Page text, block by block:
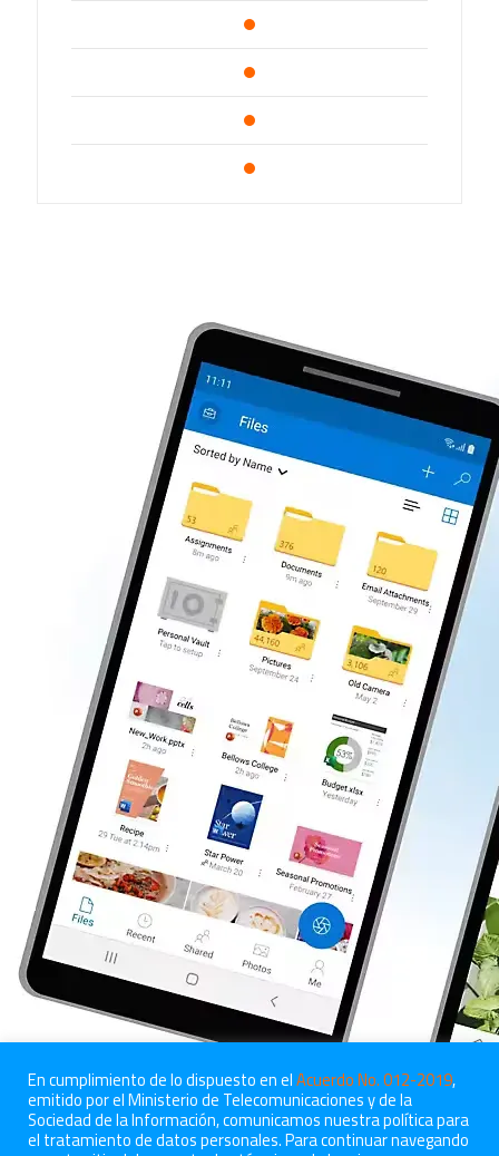
En cumplimiento de lo dispuesto en elAcuerdo No. 012-2019,
emitido por el Ministerio de Telecomunicaciones y de la
Sociedad de la Información, comunicamos nuestra política para
el tratamiento de datos personales. Para continuar navegando